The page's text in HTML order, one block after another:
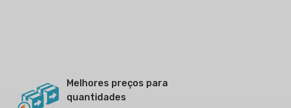
Melhores preços para
quantidades